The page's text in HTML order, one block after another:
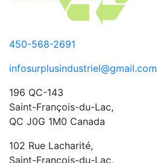
450-568-2691
infosurplusindustriel@gmail.com
196 QC-143
Saint-François-du-Lac,
QC J0G 1M0 Canada
102 Rue Lacharité,
Saint-François-du-Lac,